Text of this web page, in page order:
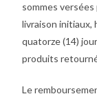
sommes
livraison initiaux,
quatorze (14)
produits
Le